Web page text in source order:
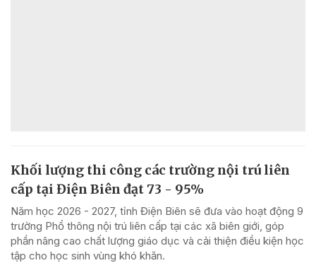
Khối lượng thi công các trường nội trú liên
cấp tại Điện Biên đạt 73 - 95%
Năm học 2026 - 2027, tỉnh Điện Biên sẽ đưa vào hoạt động 9
trường Phổ thông nội trú liên cấp tại các xã biên giới, góp
phần nâng cao chất lượng giáo dục và cải thiện điều kiện học
tập cho học sinh vùng khó khăn.